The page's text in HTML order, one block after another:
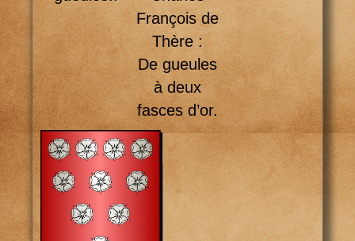
François de
Thère :
De gueules
à deux
fasces d’or.